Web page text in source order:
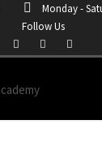
Monday -
Follow Us